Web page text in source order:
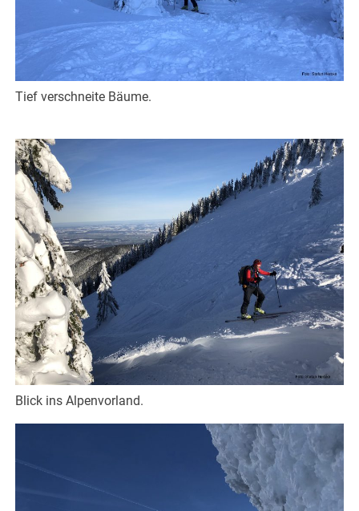
Tief verschneite Bäume.
Blick ins Alpenvorland.